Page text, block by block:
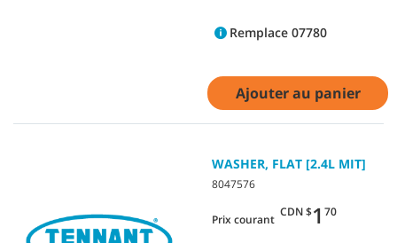
Remplace 07780
Ajouter au panier
WASHER, FLAT [2.4L MIT]
8047576
Prix courant
CDN $1 70